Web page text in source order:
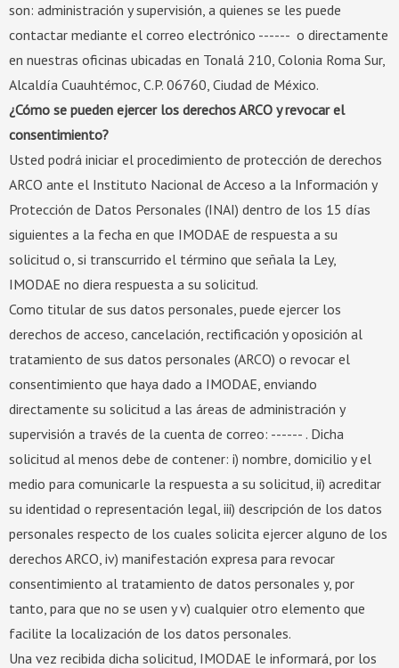
son: administración y supervisión, a quienes se les puede
contactar mediante el correo electrónico ------ o directamente
en nuestras oficinas ubicadas en Tonalá 210, Colonia Roma Sur,
Alcaldía Cuauhtémoc, C.P. 06760, Ciudad de México.
¿Cómo se pueden ejercer los derechos ARCO y revocar el
consentimiento?
Usted podrá iniciar el procedimiento de protección de derechos
ARCO ante el Instituto Nacional de Acceso a la Información y
Protección de Datos Personales (INAI) dentro de los 15 días
siguientes a la fecha en que IMODAE de respuesta a su
solicitud o, si transcurrido el término que señala la Ley,
IMODAE no diera respuesta a su solicitud.
Como titular de sus datos personales, puede ejercer los
derechos de acceso, cancelación, rectificación y oposición al
tratamiento de sus datos personales (ARCO) o revocar el
consentimiento que haya dado a IMODAE, enviando
directamente su solicitud a las áreas de administración y
supervisión a través de la cuenta de correo: ------ . Dicha
solicitud al menos debe de contener: i) nombre, domicilio y el
medio para comunicarle la respuesta a su solicitud, ii) acreditar
su identidad o representación legal, iii) descripción de los datos
personales respecto de los cuales solicita ejercer alguno de los
derechos ARCO, iv) manifestación expresa para revocar
consentimiento al tratamiento de datos personales y, por
tanto, para que no se usen y v) cualquier otro elemento que
facilite la localización de los datos personales.
Una vez recibida dicha solicitud, IMODAE le informará, por los